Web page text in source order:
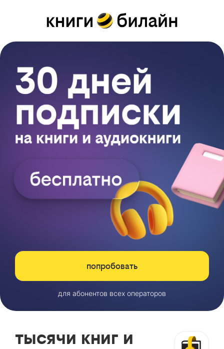
попробовать
для абонентов всех операторов
тысячи книг и